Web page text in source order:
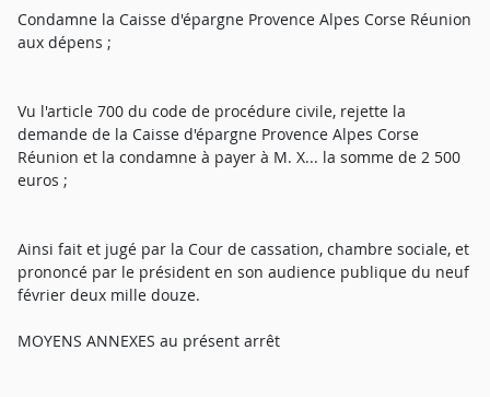
Condamne la Caisse d'épargne Provence Alpes Corse Réunion
aux dépens ;
Vu l'article 700 du code de procédure civile, rejette la
demande de la Caisse d'épargne Provence Alpes Corse
Réunion et la condamne à payer à M. X... la somme de 2 500
euros ;
Ainsi fait et jugé par la Cour de cassation, chambre sociale, et
prononcé par le président en son audience publique du neuf
février deux mille douze.
MOYENS ANNEXES au présent arrêt